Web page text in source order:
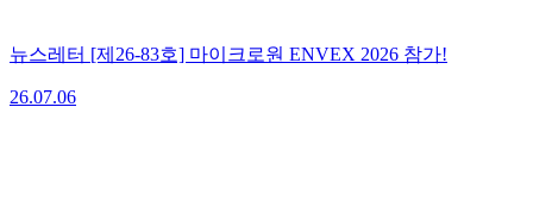
뉴스레터 [제26-83호] 마이크로원 ENVEX 2026 참가!
26.07.06